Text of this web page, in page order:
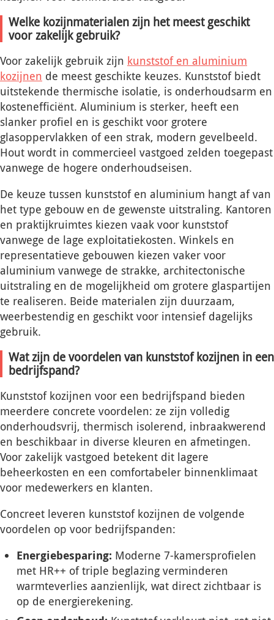
Welke kozijnmaterialen zijn het meest geschikt
voor zakelijk gebruik?
Voor zakelijk gebruik zijn kunststof en aluminium
kozijnen de meest geschikte keuzes. Kunststof biedt
uitstekende thermische isolatie, is onderhoudsarm en
kostenefficiënt. Aluminium is sterker, heeft een
slanker profiel en is geschikt voor grotere
glasoppervlakken of een strak, modern gevelbeeld.
Hout wordt in commercieel vastgoed zelden toegepast
vanwege de hogere onderhoudseisen.
De keuze tussen kunststof en aluminium hangt af van
het type gebouw en de gewenste uitstraling. Kantoren
en praktijkruimtes kiezen vaak voor kunststof
vanwege de lage exploitatiekosten. Winkels en
representatieve gebouwen kiezen vaker voor
aluminium vanwege de strakke, architectonische
uitstraling en de mogelijkheid om grotere glaspartijen
te realiseren. Beide materialen zijn duurzaam,
weerbestendig en geschikt voor intensief dagelijks
gebruik.
Wat zijn de voordelen van kunststof kozijnen in een
bedrijfspand?
Kunststof kozijnen voor een bedrijfspand bieden
meerdere concrete voordelen: ze zijn volledig
onderhoudsvrij, thermisch isolerend, inbraakwerend
en beschikbaar in diverse kleuren en afmetingen.
Voor zakelijk vastgoed betekent dit lagere
beheerkosten en een comfortabeler binnenklimaat
voor medewerkers en klanten.
Concreet leveren kunststof kozijnen de volgende
voordelen op voor bedrijfspanden:
Energiebesparing: Moderne 7-kamersprofielen
met HR++ of triple beglazing verminderen
warmteverlies aanzienlijk, wat direct zichtbaar is
op de energierekening.